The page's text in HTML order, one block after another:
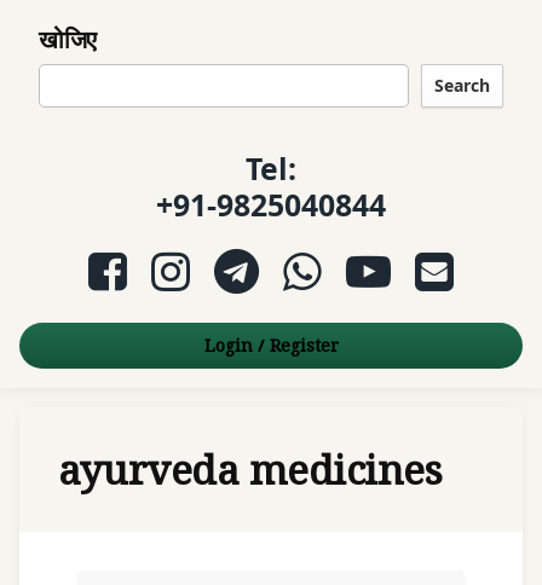
खोजिए
Search
Tel:
+91-9825040844
Facebook
InstagramTelegramWhatsApp
YouTube
E-mail
Login /Register
ayurveda medicines